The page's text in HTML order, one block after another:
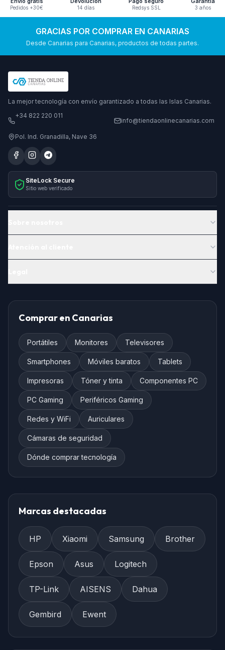
Pedidos +30€ 14 días Redsys SSL 3 años
GRACIAS POR COMPRAR EN CANARIAS
Desde Canarias para Canarias, productos de todas partes.
La mejor tecnología con envío garantizado a todas las Islas Canarias.
+34 822 220 011
info@tiendaonlinecanarias.com
Pol. Ind. Granadilla, Nave 36
SiteLock Secure
Sitio web verificado
Comprar en Canarias
Portátiles Monitores Televisores
Smartphones Móviles baratos Tablets
Impresoras Tóner y tinta Componentes PC
PC Gaming Periféricos Gaming
Redes y WiFi Auriculares
Cámaras de seguridad
Dónde comprar tecnología
Marcas destacadas
HP Xiaomi Samsung Brother
Epson Asus Logitech
TP-Link AISENS Dahua
Gembird Ewent